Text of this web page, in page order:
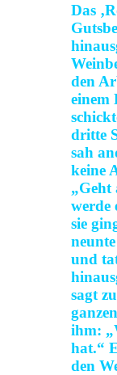
Das
den
einem
dritte
sah
keine
„Geht
werde
sie
und
sagt
ihm:
hat.“
den